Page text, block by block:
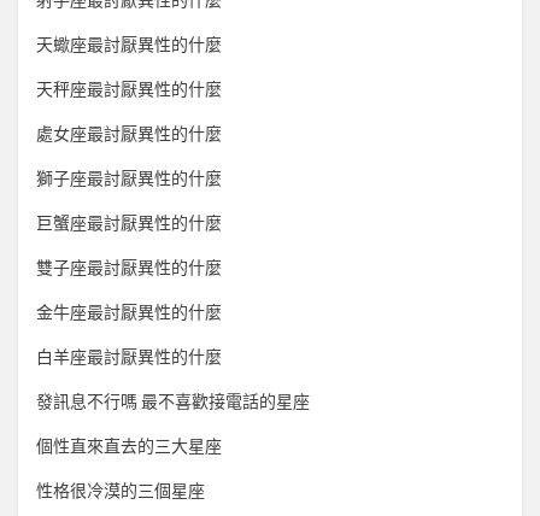
天蠍座最討厭異性的什麼
天秤座最討厭異性的什麼
處女座最討厭異性的什麼
獅子座最討厭異性的什麼
巨蟹座最討厭異性的什麼
雙子座最討厭異性的什麼
金牛座最討厭異性的什麼
白羊座最討厭異性的什麼
發訊息不行嗎 最不喜歡接電話的星座
個性直來直去的三大星座
性格很冷漠的三個星座